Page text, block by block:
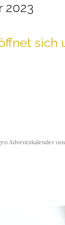
2023
sich
Adventskalender